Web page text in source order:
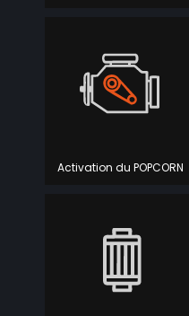
Activation du POPCORN